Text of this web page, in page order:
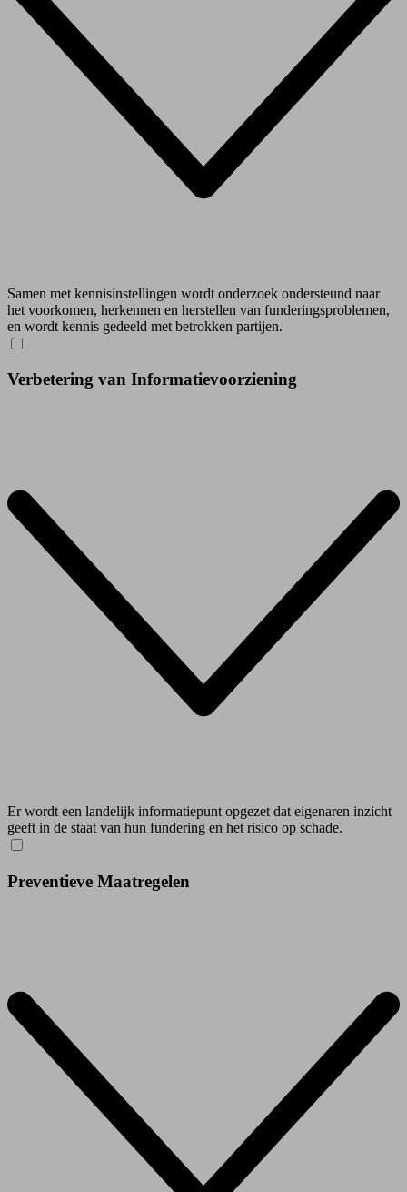
Samen met kennisinstellingen wordt onderzoek ondersteund naar
het voorkomen, herkennen en herstellen van funderingsproblemen,
en wordt kennis gedeeld met betrokken partijen.
Verbetering van Informatievoorziening
Er wordt een landelijk informatiepunt opgezet dat eigenaren inzicht
geeft in de staat van hun fundering en het risico op schade.
Preventieve Maatregelen